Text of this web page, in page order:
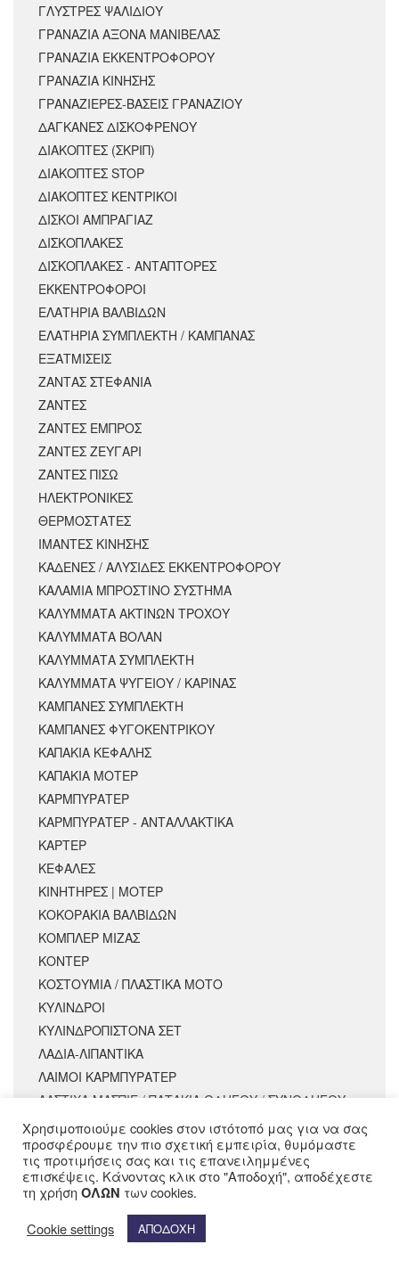
ΓΛΥΣΤΡΕΣ ΨΑΛΙΔΙΟΥ
ΓΡΑΝΑΖΙΑ ΑΞΟΝΑ ΜΑΝΙΒΕΛΑΣ
ΓΡΑΝΑΖΙΑ ΕΚΚΕΝΤΡΟΦΟΡΟΥ
ΓΡΑΝΑΖΙΑ ΚΙΝΗΣΗΣ
ΓΡΑΝΑΖΙΕΡΕΣ-ΒΑΣΕΙΣ ΓΡΑΝΑΖΙΟΥ
ΔΑΓΚΑΝΕΣ ΔΙΣΚΟΦΡΕΝΟΥ
ΔΙΑΚΟΠΤΕΣ (ΣΚΡΙΠ)
ΔΙΑΚΟΠΤΕΣ STOP
ΔΙΑΚΟΠΤΕΣ ΚΕΝΤΡΙΚΟΙ
ΔΙΣΚΟΙ ΑΜΠΡΑΓΙΑΖ
ΔΙΣΚΟΠΛΑΚΕΣ
ΔΙΣΚΟΠΛΑΚΕΣ - ΑΝΤΑΠΤΟΡΕΣ
ΕΚΚΕΝΤΡΟΦΟΡΟΙ
ΕΛΑΤΗΡΙΑ ΒΑΛΒΙΔΩΝ
ΕΛΑΤΗΡΙΑ ΣΥΜΠΛΕΚΤΗ / ΚΑΜΠΑΝΑΣ
ΕΞΑΤΜΙΣΕΙΣ
ΖΑΝΤΑΣ ΣΤΕΦΑΝΙΑ
ΖΑΝΤΕΣ
ΖΑΝΤΕΣ ΕΜΠΡΟΣ
ΖΑΝΤΕΣ ΖΕΥΓΑΡΙ
ΖΑΝΤΕΣ ΠΙΣΩ
ΗΛΕΚΤΡΟΝΙΚΕΣ
ΘΕΡΜΟΣΤΑΤΕΣ
ΙΜΑΝΤΕΣ ΚΙΝΗΣΗΣ
ΚΑΔΕΝΕΣ / ΑΛΥΣΙΔΕΣ ΕΚΚΕΝΤΡΟΦΟΡΟΥ
ΚΑΛΑΜΙΑ ΜΠΡΟΣΤΙΝΟ ΣΥΣΤΗΜΑ
ΚΑΛΥΜΜΑΤΑ ΑΚΤΙΝΩΝ ΤΡΟΧΟΥ
ΚΑΛΥΜΜΑΤΑ ΒΟΛΑΝ
ΚΑΛΥΜΜΑΤΑ ΣΥΜΠΛΕΚΤΗ
ΚΑΛΥΜΜΑΤΑ ΨΥΓΕΙΟΥ / ΚΑΡΙΝΑΣ
ΚΑΜΠΑΝΕΣ ΣΥΜΠΛΕΚΤΗ
ΚΑΜΠΑΝΕΣ ΦΥΓΟΚΕΝΤΡΙΚΟΥ
ΚΑΠΑΚΙΑ ΚΕΦΑΛΗΣ
ΚΑΠΑΚΙΑ ΜΟΤΕΡ
ΚΑΡΜΠΥΡΑΤΕΡ
ΚΑΡΜΠΥΡΑΤΕΡ - ΑΝΤΑΛΛΑΚΤΙΚΑ
ΚΑΡΤΕΡ
ΚΕΦΑΛΕΣ
ΚΙΝΗΤΗΡΕΣ | ΜΟΤΕΡ
ΚΟΚΟΡΑΚΙΑ ΒΑΛΒΙΔΩΝ
ΚΟΜΠΛΕΡ ΜΙΖΑΣ
ΚΟΝΤΕΡ
ΚΟΣΤΟΥΜΙΑ / ΠΛΑΣΤΙΚΑ ΜΟΤΟ
ΚΥΛΙΝΔΡΟΙ
ΚΥΛΙΝΔΡΟΠΙΣΤΟΝΑ ΣΕΤ
ΛΑΔΙΑ-ΛΙΠΑΝΤΙΚΑ
ΛΑΙΜΟΙ ΚΑΡΜΠΥΡΑΤΕΡ
ΛΑΣΤΙΧΑ ΜΑΣΠΙΕ / ΠΑΤΑΚΙΑ ΟΔΗΓΟΥ / ΣΥΝΟΔΗΓΟΥ
ΛΑΣΤΙΧΑ ΤΑΜΠΟΥΡΟΥ (ΣΥΝΕΜΠΛΟΚ)
ΛΕΒΙΕΔΕΣ ΤΑΧΥΤΗΤΩΝ
ΜΑΝΕΤΕΣ
ΜΑΝΙΒΕΛΕΣ
ΜΑΡΣΠΙΕ ΟΔΗΓΟΥ
ΜΑΣΚΕΣ ΦΑΝΑΡΙΟΥ
Χρησιμοποιούμε cookies στον ιστότοπό μας για να σας
προσφέρουμε την πιο σχετική εμπειρία, θυμόμαστε
τις προτιμήσεις σας και τις επανειλημμένες
επισκέψεις. Κάνοντας κλικ στο "Αποδοχή", αποδέχεστε
τη χρήσηΟΛΩΝ των cookies.
Cookie settings
ΑΠΟΔΟΧΗ